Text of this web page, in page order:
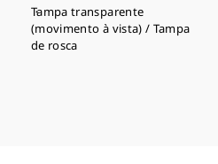
Tampa transparente
(movimento à vista) / Tampa
de rosca